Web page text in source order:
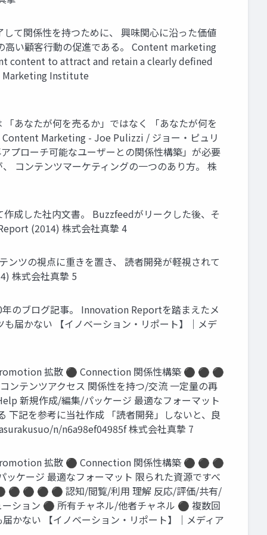
て関係性を持つために、 興味関心に沿った価値
高い顧客行動の促進である。 Content marketing
content to attract and retain a clearly defined
Marketing Institute
あなたが何を売るか」ではなく 「あなたが何を
Marketing - Joe Pulizzi / ジョー・ピュリ
ローチ可能なユーザーとの関係性構築」が必要
コンテンツマーケティングの一つのあり方。 株
成した社内文書。 Buzzfeedがリークした後、そ
(2014) 株式会社真摯 4
ツの視点に重きを置き、 読者開発が軽視されて
株式会社真摯 5
のブログ記事。 Innovation Reportを踏まえたメ
届かない 【イノベーション・リポート】｜メデ
拡散 ⚫ Connection 関係性構築 ⚫ ⚫ ⚫
テンツアクセス 関係性を持つ/交流 一定量の再
新規作成/編集/パッケージ 最適なフォーマット
記を参考に当社作成 「読者開発」しないと、良
n/n6a98ef04985f 株式会社真摯 7
拡散 ⚫ Connection 関係性構築 ⚫ ⚫ ⚫
ケージ 最適なフォーマット 限られた資源ですべ
⚫ ⚫ ⚫ ⚫ 認知/閲覧/利用 理解 反応/評価/共有/
ション ⚫ 所有チャネル/他者チャネル ⚫ 複数回
かない 【イノベーション・リポート】｜メディア